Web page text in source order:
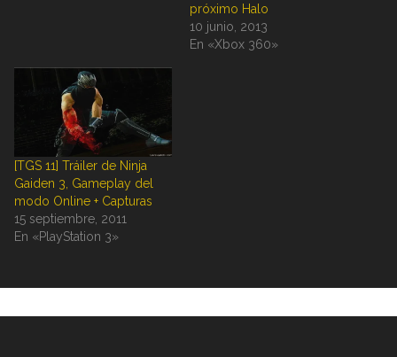
próximo Halo
10 junio, 2013
En «Xbox 360»
[TGS 11] Tráiler de Ninja
Gaiden 3, Gameplay del
modo Online + Capturas
15 septiembre, 2011
En «PlayStation 3»